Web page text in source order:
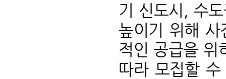
기 신도시, 수
높이기 위해 사
적인 공급을 위
따라 모집할